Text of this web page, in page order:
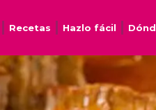
Recetas Hazlo fácil